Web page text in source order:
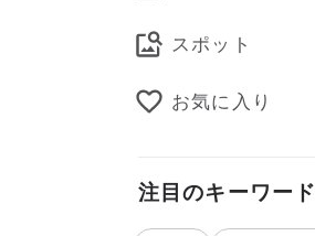
スポット
お気に入り
注目のキーワード